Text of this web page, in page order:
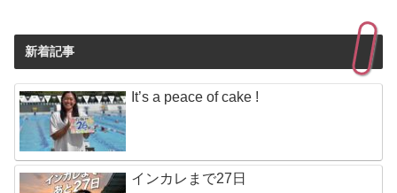
新着記事
It’s a peace of cake !
インカレまで27日